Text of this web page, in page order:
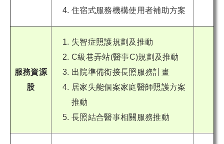
住宿式服務機構使用者補助方案
服務資源
股
失智症照護規劃及推動
C級巷弄站(醫事C)規劃及推動
出院準備銜接長照服務計畫
居家失能個案家庭醫師照護方案
推動
長照結合醫事相關服務推動